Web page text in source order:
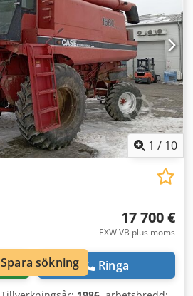
1 / 10
17 700 €
EXW VB plus moms
Ringa
Spara sökning